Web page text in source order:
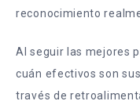
reconocimiento
Al seguir las mejores
cuán efectivos son
través de